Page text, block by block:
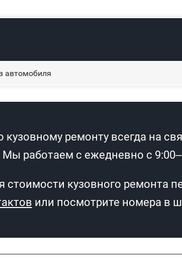
автомобиля
кузовному ремонту всегда на
работаем с ежедневно с
стоимости кузовного ремонта
или посмотрите номера в